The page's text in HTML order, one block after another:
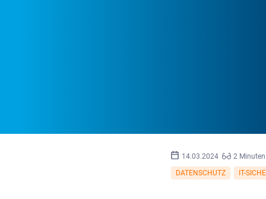
14.03.2024 2 Minuten
DATENSCHUTZ
IT-